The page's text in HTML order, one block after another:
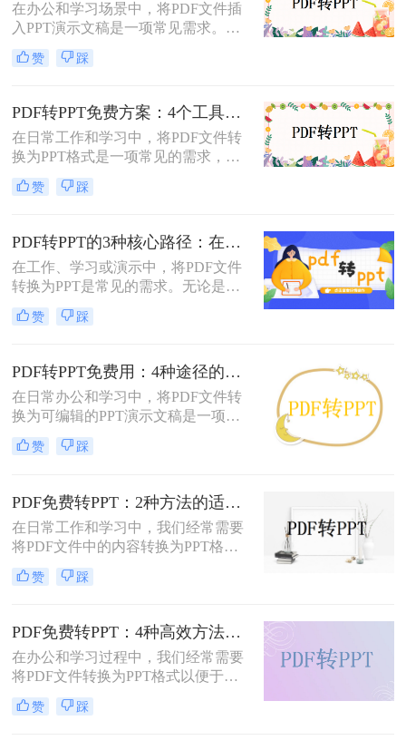
在办公和学习场景中，将PDF文件插
入PPT演示文稿是一项常见需求。无
论是展示报告、图表，还是分享文档
内容，合理选择插入方法能显著提升
改成PPT呢？以下是五种常用方法的
详细说明，帮助您根据需求高效完成
文档整合。
赞 踩
PDF转PPT免费方案：4个工具的文件限制和输出质量对比！
在日常工作和学习中，将PDF文件转
换为PPT格式是一项常见的需求，以
便更好地进行演示和分享。虽然市面
上有许多专业的转换软件和服务，但
费。那么pdf如何免费转换ppt呢？以
下将介绍四种免费将PDF转换为PPT
的方法，帮助用户轻松实现格式转
换。
赞 踩
PDF转PPT的3种核心路径：在线、软件和PPT自带的适用范围！
在工作、学习或演示中，将PDF文件
转换为PPT是常见的需求。无论是整
合报告、课件，还是优化文档展示，
都需要一种高效且保留原格式的方
是几种常用方法的详细解析，帮助你
快速上手。
赞 踩
PDF转PPT免费用：4种途径的转换精度和排版保留能力对比！
在日常办公和学习中，将PDF文件转
换为可编辑的PPT演示文稿是一项高
频需求。无论是需要修改过时的课
件、提取报告中的数据制作新方案，
速且免费地完成格式转换都能极大提
升工作效率。那么如何免费把pdf转成
PPT呢？
赞 踩
PDF免费转PPT：2种方法的适用场景和操作差异！
在日常工作和学习中，我们经常需要
将PDF文件中的内容转换为PPT格
式，以便于演示和分享。那么PDF如
何转化为PPT免费呢？以下是两种免
PPT的转换。
赞 踩
PDF免费转PPT：4种高效方法的速度、精度和文件限制实测！
在办公和学习过程中，我们经常需要
将PDF文件转换为PPT格式以便于演
示或编辑。那么怎么免费把pdf转换成
ppt呢？本文将详细介绍几种免费的方
赞 踩